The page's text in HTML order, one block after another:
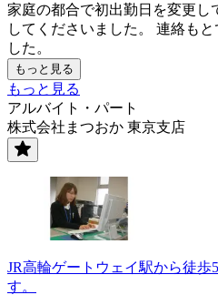
家庭の都合で初出勤日を変更し
してくださいました。 連絡も
した。
もっと見る
もっと見る
アルバイト・パート
株式会社まつおか 東京支店
JR高輪ゲートウェイ駅から徒
す。